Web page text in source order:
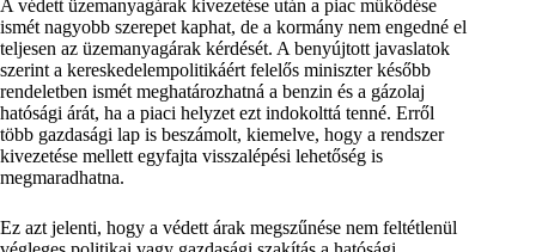
A védett üzemanyagárak kivezetése után a piac működése
ismét nagyobb szerepet kaphat, de a kormány nem engedné el
teljesen az üzemanyagárak kérdését. A benyújtott javaslatok
szerint a kereskedelempolitikáért felelős miniszter később
rendeletben ismét meghatározhatná a benzin és a gázolaj
hatósági árát, ha a piaci helyzet ezt indokolttá tenné. Erről
több gazdasági lap is beszámolt, kiemelve, hogy a rendszer
kivezetése mellett egyfajta visszalépési lehetőség is
megmaradhatna.
Ez azt jelenti, hogy a védett árak megszűnése nem feltétlenül